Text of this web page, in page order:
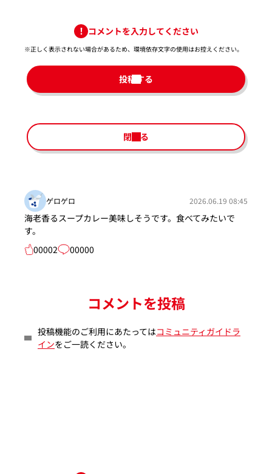
コメントを入力してください
※正しく表示されない場合があるため、環境依存文字の使用はお控えください。​
投稿する
閉じる
ゲロゲロ 2026.06.19 08:45
海老香るスープカレー美味しそうです。食べてみたいで
す。
00002
00000
コメントを投稿
投稿機能のご利用にあたってはコミュニティガイドラ
インをご一読ください。